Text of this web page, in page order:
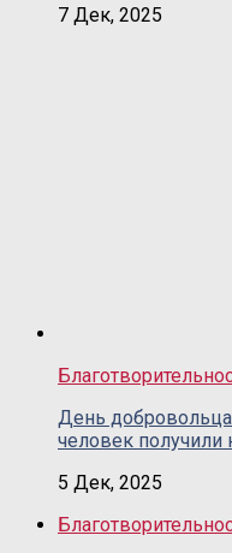
7 Дек, 2025
День
человек
5 Дек, 2025